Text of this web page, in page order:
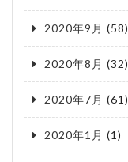
2020年9月 (58)
2020年8月 (32)
2020年7月 (61)
2020年1月 (1)